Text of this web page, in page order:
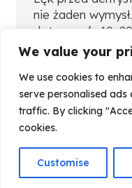
We value your
We use cookies to
serve personalised
traffic. By clicking
cookies.
Customise
nie żaden
dotyczy ok.
nie – nie wszyscy
Czasem
borowanie z lat
Skąd się bierze
← 1 …